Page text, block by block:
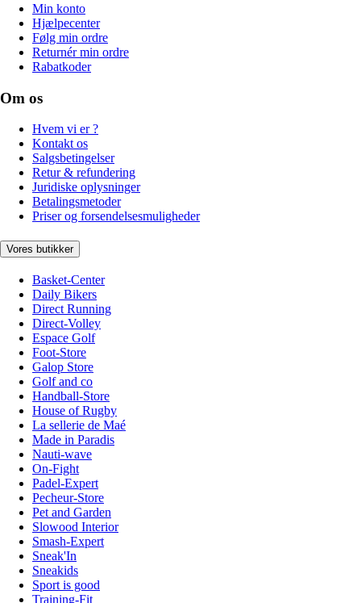
Min konto
Hjælpecenter
Følg min ordre
Returnér min ordre
Rabatkoder
Om os
Hvem vi er ?
Kontakt os
Salgsbetingelser
Retur & refundering
Juridiske oplysninger
Betalingsmetoder
Priser og forsendelsesmuligheder
Vores butikker
Basket-Center
Daily Bikers
Direct Running
Direct-Volley
Espace Golf
Foot-Store
Galop Store
Golf and co
Handball-Store
House of Rugby
La sellerie de Maé
Made in Paradis
Nauti-wave
On-Fight
Padel-Expert
Pecheur-Store
Pet and Garden
Slowood Interior
Smash-Expert
Sneak'In
Sneakids
Sport is good
Training-Fit